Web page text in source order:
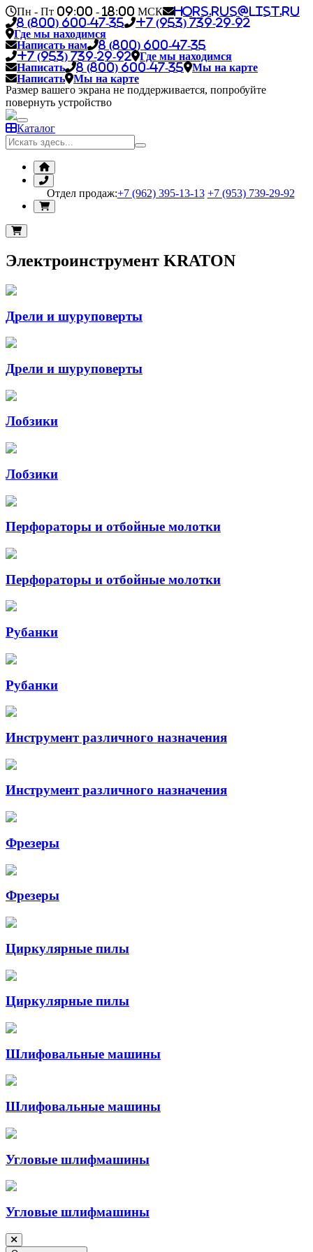
Пн - Пт 09:00 - 18:00 МСК
hors.rus@list.ru
8 (800) 600-47-35
+7 (953) 739-29-92
Где мы находимся
Написать нам
8 (800) 600-47-35
+7 (953) 739-29-92
Где мы находимся
Написать
8 (800) 600-47-35
Мы на карте
Написать
Мы на карте
Размер вашего экрана не поддерживается, попробуйте
повернуть устройство
Каталог
Отдел продаж:+7 (962) 395-13-13 +7 (953) 739-29-92
Электроинструмент KRATON
Дрели и шуруповерты
Дрели и шуруповерты
Лобзики
Лобзики
Перфораторы и отбойные молотки
Перфораторы и отбойные молотки
Рубанки
Рубанки
Инструмент различного назначения
Инструмент различного назначения
Фрезеры
Фрезеры
Циркулярные пилы
Циркулярные пилы
Шлифовальные машины
Шлифовальные машины
Угловые шлифмашины
Угловые шлифмашины